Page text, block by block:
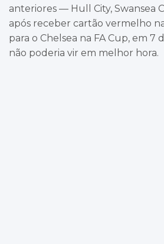
anteriores — Hull City, Swansea
após receber cartão vermelho
para o Chelsea na FA Cup, em 7
não poderia vir em melhor hora.